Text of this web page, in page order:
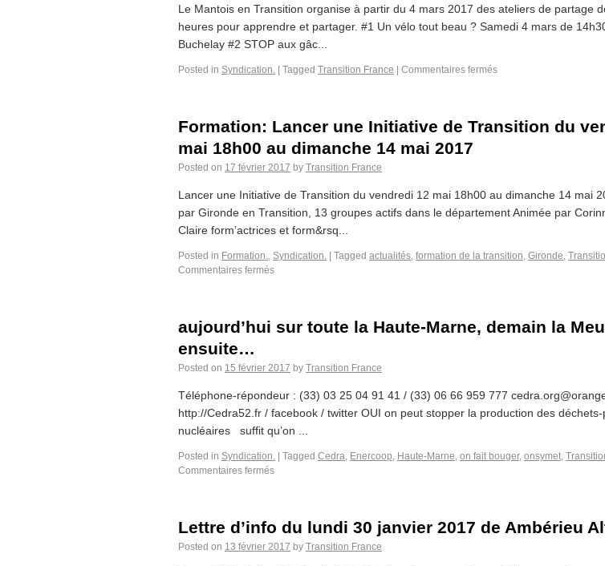
Le Mantois en Transition organise à partir du 4 mars 2017 des ateliers de partage
heures pour apprendre et partager. #1 Un vélo tout beau ? Samedi 4 mars de
Buchelay #2 STOP aux gâc...
Posted in Syndication. Tagged Transition France Commentaires fermés
Formation: Lancer une Initiative de Transition du
mai 18h00 au dimanche 14 mai 2017
Posted on 17 février 2017 by Transition France
Lancer une Initiative de Transition du vendredi 12 mai 18h00 au dimanche 14 mai
par Gironde en Transition, 13 groupes actifs dans le département Animée par
Claire form’actrices et form&rsq...
Posted in Formation., Syndication. Tagged actualités, formation de la transition, Gironde,
Commentaires fermés
aujourd’hui sur toute la Haute-Marne, demain la
ensuite…
Posted on 15 février 2017 by Transition France
Téléphone-répondeur : (33) 03 25 04 91 41 / (33) 06 66 959 777
http://Cedra52.fr / facebook / twitter OUI on peut stopper la production des
nucléaires suffit qu’on ...
Posted in Syndication. Tagged Cedra, Enercoop, Haute-Marne, on fait bouger, onsymet,
Commentaires fermés
Lettre d’info du lundi 30 janvier 2017 de Ambérieu
Posted on 13 février 2017 by Transition France